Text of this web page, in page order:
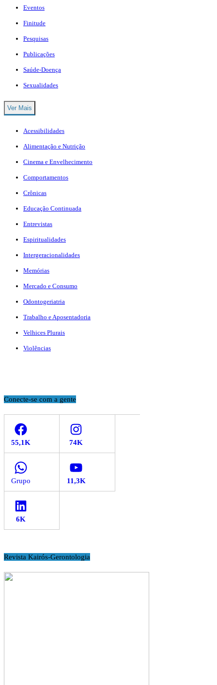
Eventos
Finitude
Pesquisas
Publicações
Saúde-Doença
Sexualidades
Ver Mais
Acessibilidades
Alimentação e Nutrição
Cinema e Envelhecimento
Comportamentos
Crônicas
Educação Continuada
Entrevistas
Espiritualidades
Intergeracionalidades
Memórias
Mercado e Consumo
Odontogeriatria
Trabalho e Aposentadoria
Velhices Plurais
Violências
Conecte-se com a gente
Facebook Instagram
WhatsApp YouTube
LinkedIn
Revista Kairós-Gerontologia